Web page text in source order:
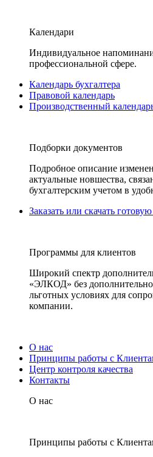
Календари
Индивидуальное
профессиональной сфере.
Календарь бухгалтера
Правовой календарь
Производственный
Подборки документов
Подробное описание
актуальные новшества,
бухгалтерским учетом в
Заказать или скачать
Программы для клиентов
Широкий спектр
«ЭЛКОД» без
льготных условиях для
компании.
О нас
Принципы работы с
Центр контроля качества
Контакты
О нас
Принципы работы с